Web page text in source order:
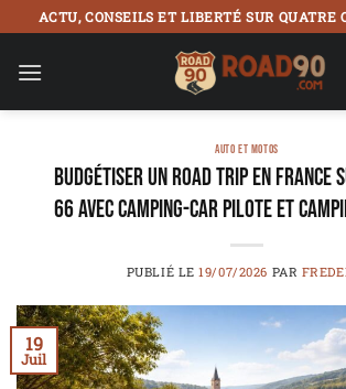
Passer
au
contenu
ACTU, CONSEILS ET LIBERTÉ SUR QUATRE
AUTO ET MOTOS
Budgétiser un road trip en France
66 avec camping-car Pilote et
PUBLIÉ LE19/07/2026 PAR
19
Juil